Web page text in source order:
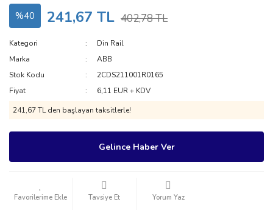
%40 241,67 TL 402,78 TL
Kategori
Din Rail
Marka
ABB
Stok Kodu
2CDS211001R0165
Fiyat
6,11 EUR + KDV
241,67 TL den başlayan taksitlerle!
Gelince Haber Ver
Tavsiye Et Yorum Yaz